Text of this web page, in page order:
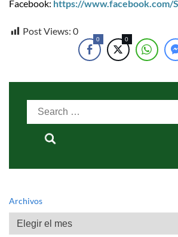
Facebook: https://www.facebook.com/
Post Views: 0
0 0
Search
for:
Archivos
Archivos